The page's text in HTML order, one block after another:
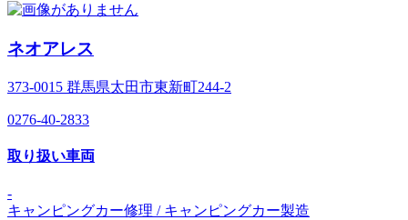
ネオアレス
373-0015 群馬県太田市東新町244-2
0276-40-2833
取り扱い車両
-
キャンピングカー修理 / キャンピングカー製造